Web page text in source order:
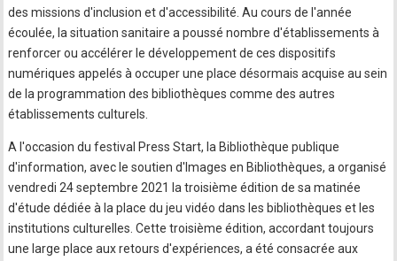
des missions d'inclusion et d'accessibilité. Au cours de l'année
écoulée, la situation sanitaire a poussé nombre d'établissements à
renforcer ou accélérer le développement de ces dispositifs
numériques appelés à occuper une place désormais acquise au sein
de la programmation des bibliothèques comme des autres
établissements culturels.
A l'occasion du festival Press Start, la Bibliothèque publique
d'information, avec le soutien d'Images en Bibliothèques, a organisé
vendredi 24 septembre 2021 la troisième édition de sa matinée
d'étude dédiée à la place du jeu vidéo dans les bibliothèques et les
institutions culturelles. Cette troisième édition, accordant toujours
une large place aux retours d'expériences, a été consacrée aux